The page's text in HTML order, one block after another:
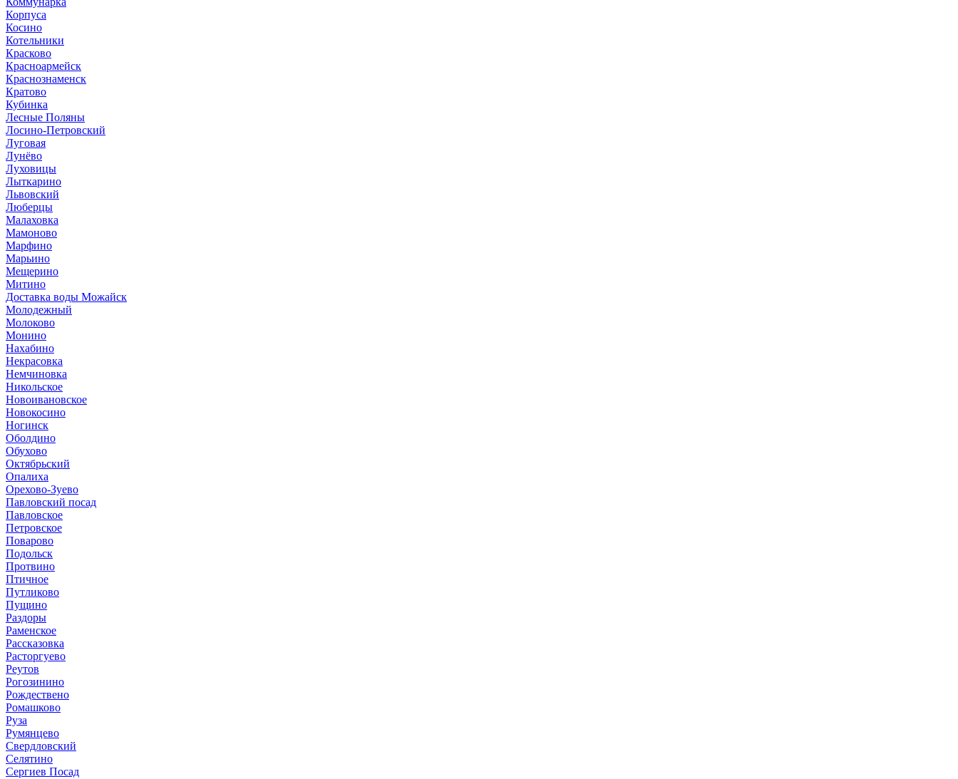
Корпуса
Косино
Котельники
Красково
Красноармейск
Краснознаменск
Кратово
Кубинка
Лесные Поляны
Лосино-Петровский
Луговая
Лунёво
Луховицы
Лыткарино
Львовский
Люберцы
Малаховка
Мамоново
Марфино
Марьино
Мещерино
Митино
Доставка воды Можайск
Молодежный
Молоково
Монино
Нахабино
Некрасовка
Немчиновка
Никольское
Новоивановское
Новокосино
Ногинск
Оболдино
Обухово
Октябрьский
Опалиха
Орехово-Зуево
Павловский посад
Павловское
Петровское
Поварово
Подольск
Протвино
Птичное
Путликово
Пущино
Раздоры
Раменское
Рассказовка
Расторгуево
Реутов
Рогозинино
Рождествено
Ромашково
Руза
Румянцево
Свердловский
Селятино
Сергиев Посад